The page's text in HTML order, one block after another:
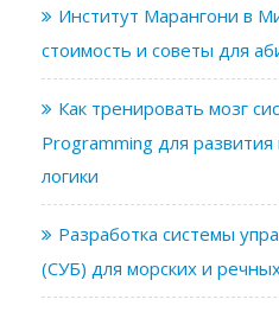
Институт Марангони в
стоимость и советы для
Как тренировать мозг
Programming для
логики
Разработка системы
(СУБ) для морских и